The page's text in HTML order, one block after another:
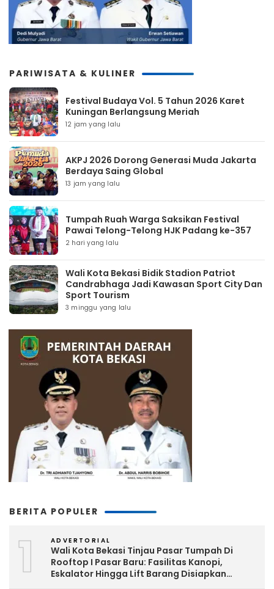
PARIWISATA & KULINER
Festival Budaya Vol. 5 Tahun 2026 Karet
Kuningan Berlangsung Meriah
12 jam yang lalu
AKPJ 2026 Dorong Generasi Muda Jakarta
Berdaya Saing Global
13 jam yang lalu
Tumpah Ruah Warga Saksikan Festival
Pawai Telong-Telong HJK Padang ke-357
2 hari yang lalu
Wali Kota Bekasi Bidik Stadion Patriot
Candrabhaga Jadi Kawasan Sport City Dan
Sport Tourism
3 minggu yang lalu
BERITA POPULER
1 ADVERTORIAL
Wali Kota Bekasi Tinjau Pasar Tumpah Di
Rooftop I Pasar Baru: Fasilitas Kanopi,
Eskalator Hingga Lift Barang Disiapkan